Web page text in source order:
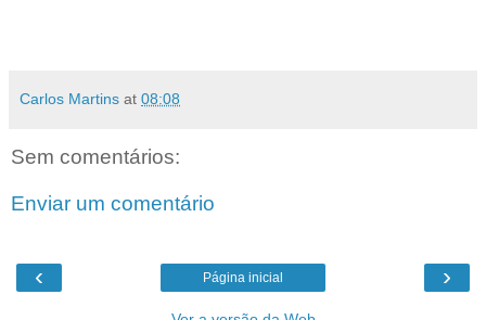
Carlos Martins at 08:08
Sem comentários:
Enviar um comentário
‹ ›
Página inicial